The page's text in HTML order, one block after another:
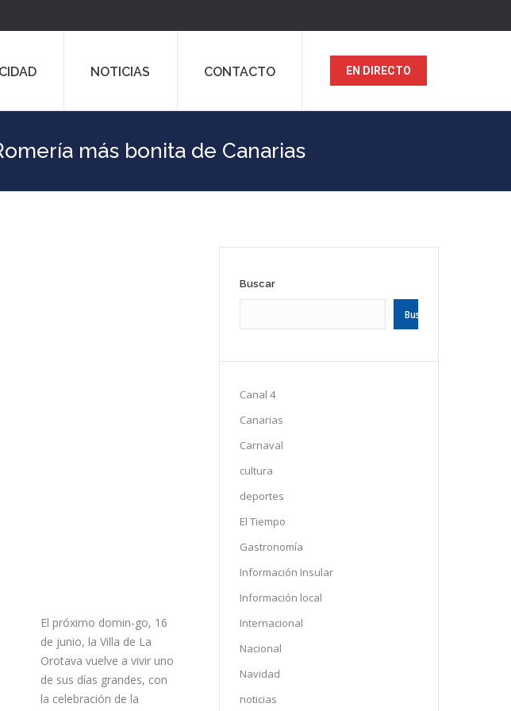
NOTICIAS CONTACTO EN DIRECTO
más bonita de Canarias
El próximo domin-go, 16
de junio, la Villa de La
Orotava vuelve a vivir uno
de sus días grandes, con
la celebración de la
Buscar
Buscar
Canal 4
Canarias
Carnaval
cultura
deportes
El Tiempo
Gastronomía
Información Insular
Información local
Internacional
Nacional
Navidad
noticias